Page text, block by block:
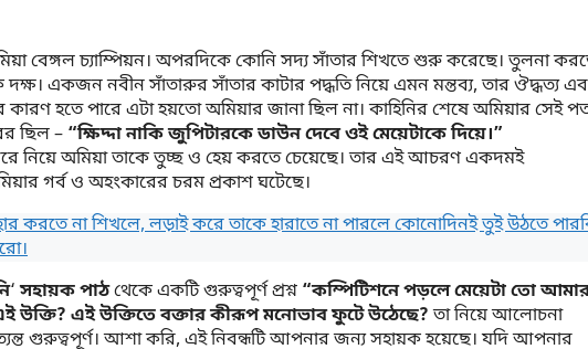
বেঙ্গল চ্যাম্পিয়ন। অপরদিকে কোনি সদ্য সাঁতার শিখতে শুরু করেছে। তুলনা
দক্ষ। একজন নবীন সাঁতারুর সাঁতার কাটার পদ্ধতি নিয়ে এমন মন্তব্য, তার ঔদ্ধত্য
হতে পারে এটা হয়তো অমিয়ার জানা ছিল না। কাহিনির শেষে অমিয়ার সেই
ছিল – “ক্ষিদ্দা নাকি জুপিটারকে ডাউন দেবে ওই মেয়েটাকে দিয়ে।”
নিয়ে অমিয়া তাকে তুচ্ছ ও হেয় করতে চেয়েছে। তার এই আচরণ একদমই
গর্ব ও অহংকারের চরম প্রকাশ ঘটেছে।
করতে না শিখলে, লড়াই করে তাকে হারাতে না পারলে কোনোদিনই তুই উঠতে
‘সহায়ক পাঠথেকে একটি গুরুত্বপূর্ণ প্রশ্ন “কম্পিটিশনে পড়লে মেয়েটা তো
উক্তি? এই উক্তিতে বক্তার কীরূপ মনোভাব ফুটে উঠেছে?তা নিয়ে আলোচনা
গুরুত্বপূর্ণ। আশা করি, এই নিবন্ধটি আপনার জন্য সহায়ক হয়েছে। যদি আপনার